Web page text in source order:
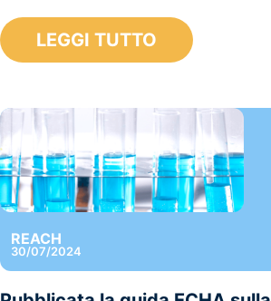
LEGGI TUTTO
REACH
30/07/2024